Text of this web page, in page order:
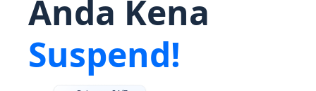
Anda Kena
Suspend!